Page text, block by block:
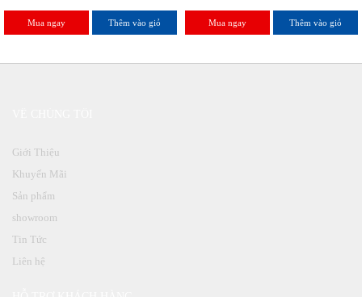
Mua ngay Thêm vào giỏ Mua ngay Thêm vào giỏ
Giới Thiệu
Khuyến Mãi
Sản phẩm
showroom
Tin Tức
Liên hệ